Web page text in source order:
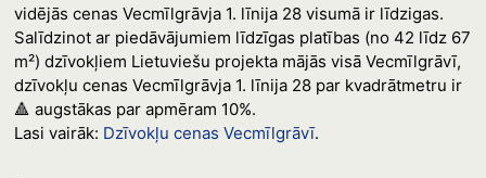
vidējās cenas Vecmīlgrāvja 1. līnija 28 visumā ir līdzigas.
Salīdzinot ar piedāvājumiem līdzīgas platības (no 42 līdz 67
m²) dzīvokļiem Lietuviešu projekta mājās visā Vecmīlgrāvī,
dzīvokļu cenas Vecmīlgrāvja 1. līnija 28 par kvadrātmetru ir
🔺 augstākas par apmēram 10%.
Lasi vairāk: Dzīvokļu cenas Vecmīlgrāvī.